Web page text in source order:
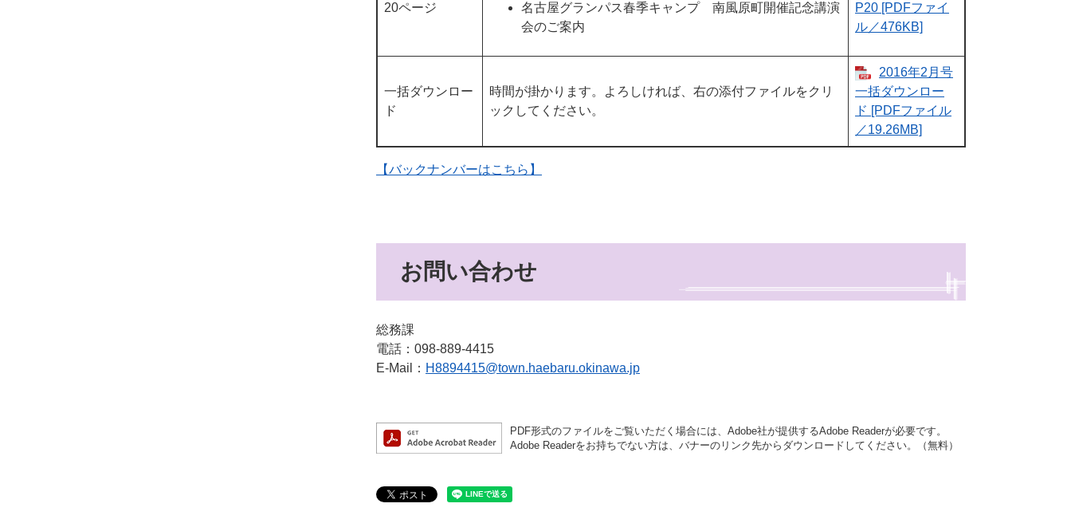
20ページ
名古屋グランパス春季キャンプ 南風原町開催記念講演
会のご案内
P20​​ [PDFファイ
ル／476KB]
一括ダウンロー
ド
時間が掛かります。よろしければ、右の添付ファイルをクリ
ックしてください。
2016年2月号
一括ダウンロー
ド ​​[PDFファイル
／19.26MB]
【バックナンバーはこちら】
お問い合わせ
総務課
電話：098-889-4415
E-Mail： H8894415@town.haebaru.okinawa.jp
PDF形式のファイルをご覧いただく場合には、Adobe社が提供するAdobe Readerが必要です。
Adobe Readerをお持ちでない方は、バナーのリンク先からダウンロードしてください。（無料）